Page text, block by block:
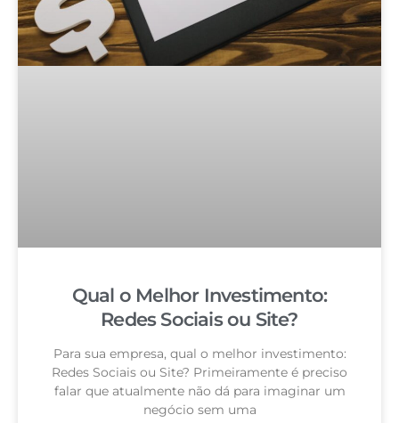
Qual o Melhor Investimento:
Redes Sociais ou Site?
Para sua empresa, qual o melhor investimento:
Redes Sociais ou Site? Primeiramente é preciso
falar que atualmente não dá para imaginar um
negócio sem uma